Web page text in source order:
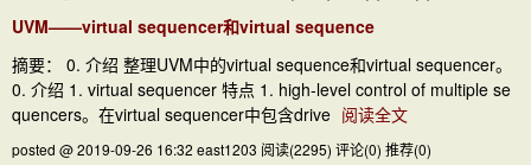
UVM——virtual sequencer和virtual sequence
摘要： 0. 介绍 整理UVM中的virtual sequence和virtual sequencer。
0. 介绍 1. virtual sequencer 特点 1. high-level control of multiple se
quencers。在virtual sequencer中包含drive 阅读全文
posted @ 2019-09-26 16:32 east1203 阅读(2295) 评论(0) 推荐(0)